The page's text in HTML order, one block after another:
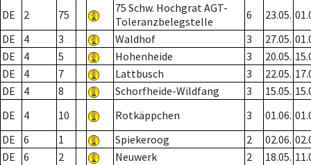
DE
2 75
75 Schw. Hochgrat AGT-
Toleranzbelegstelle
6 23.05.
DE
4 3 Waldhof 3 27.05.
DE
4 5 Hohenheide 3 20.05.
DE
4 7 Lattbusch 3 22.05.
DE
4 8 Schorfheide-Wildfang 3 15.05.
DE
4 10 Rotkäppchen 3 01.06.
DE
6 1 Spiekeroog 2 02.06.
DE
6 2 Neuwerk 2 18.05.